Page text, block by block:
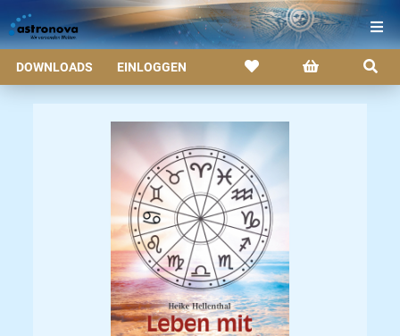
DOWNLOADS EINLOGGEN